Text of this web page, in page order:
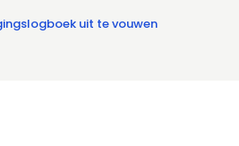
uit te vouwen